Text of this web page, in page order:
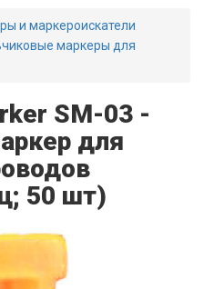
и маркероискатели
маркеры для
SM-03 -
для
50 шт)